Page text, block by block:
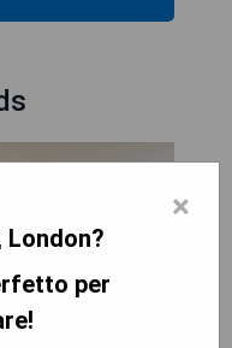
×
London?
per